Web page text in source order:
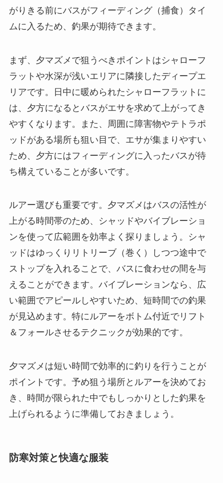
がりきる前にバスがフィーディング（捕食）タイ
ムに入るため、釣果が期待できます。
まず、夕マズメで狙うべきポイントはシャローフ
ラットや水深が浅いエリアに隣接したディープエ
リアです。日中に暖められたシャローフラットに
は、夕方になるとバスがエサを求めて上がってき
やすくなります。また、周囲に障害物やテトラポ
ッドがある場所も狙い目で、エサが集まりやすい
ため、夕方にはフィーディングに入ったバスが待
ち構えていることが多いです。
ルアー選びも重要です。夕マズメはバスの活性が
上がる時間帯のため、シャッドやバイブレーショ
ンを使って広範囲を効率よく探りましょう。シャ
ッドはゆっくりリトリーブ（巻く）しつつ途中で
ストップを入れることで、バスに食わせの間を与
えることができます。バイブレーションなら、広
い範囲でアピールしやすいため、短時間での釣果
が見込めます。特にルアーをボトム付近でリフト
＆フォールさせるテクニックが効果的です。
夕マズメは短い時間で効率的に釣りを行うことが
ポイントです。予め狙う場所とルアーを決めてお
き、時間が限られた中でもしっかりとした釣果を
上げられるように準備しておきましょう。
防寒対策と快適な服装